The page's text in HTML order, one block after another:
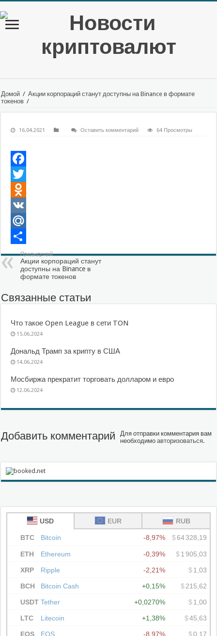
Домой / Акции корпораций станут доступны на Binance в формате
токенов /
16.04.2021 Оставить комментарий 64 Просмотры
Facebook
Twitter
Odnoklassniki
VK
Mail.Ru
Отправить
Предыдущий
Акции корпораций станут
доступны на Binance в
формате токенов
Связанные статьи
Что такое Open League в сети TON
15.06.2024
Дональд Трамп за крипту в США
14.06.2024
Мосбиржа прекратит торговать долларом и евро
12.06.2024
Добавить комментарий
Для отправки комментария вам
необходимоавторизоваться.